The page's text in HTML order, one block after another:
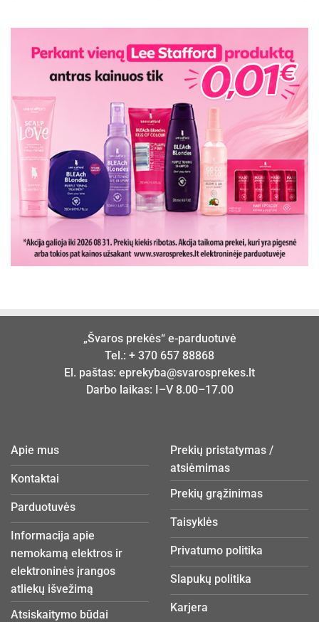
„Švaros prekės“ e-parduotuvė
Tel.: + 370 657 88868
El. paštas: eprekyba@svarosprekes.lt
Darbo laikas: I–V 8.00–17.00
Apie mus
Kontaktai
Parduotuvės
Informacija apie
nemokamą elektros ir
elektroninės įrangos
atliekų išvežimą
Atsiskaitymo būdai
Prekių pristatymas /
atsiėmimas
Prekių grąžinimas
Taisyklės
Privatumo politika
Slapukų politika
Karjera